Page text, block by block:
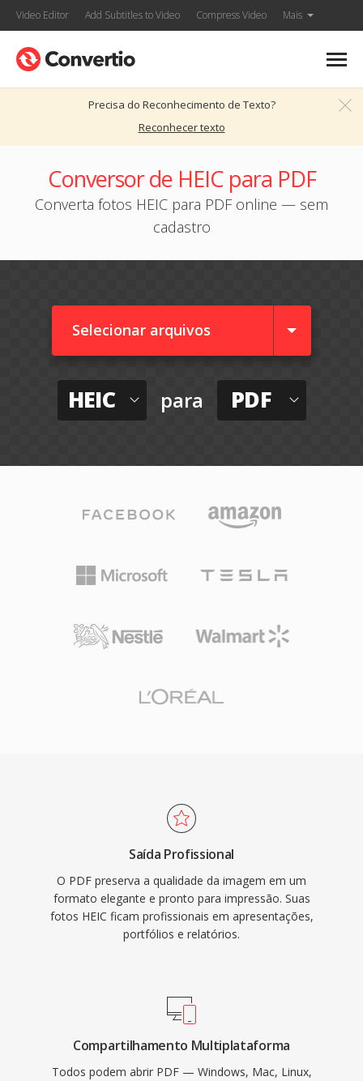
Video Editor Add Subtitles to Video Compress Video Mais
Precisa do Reconhecimento de Texto?
Reconhecer texto
Conversor de HEIC para PDF
Converta fotos HEIC para PDF online — sem
cadastro
Selecionar arquivos
HEIC para PDF
Saída Profissional
O PDF preserva a qualidade da imagem em um
formato elegante e pronto para impressão. Suas
fotos HEIC ficam profissionais em apresentações,
portfólios e relatórios.
Compartilhamento Multiplataforma
Todos podem abrir PDF — Windows, Mac, Linux,